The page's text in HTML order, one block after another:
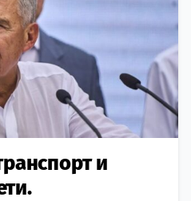
и